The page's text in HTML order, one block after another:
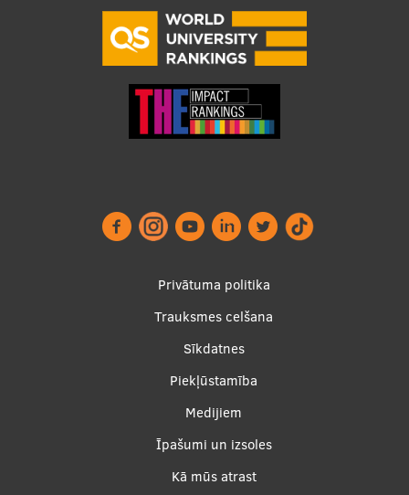
Privātuma politika
Trauksmes celšana
Sīkdatnes
Piekļūstamība
Medijiem
Īpašumi un izsoles
Kā mūs atrast